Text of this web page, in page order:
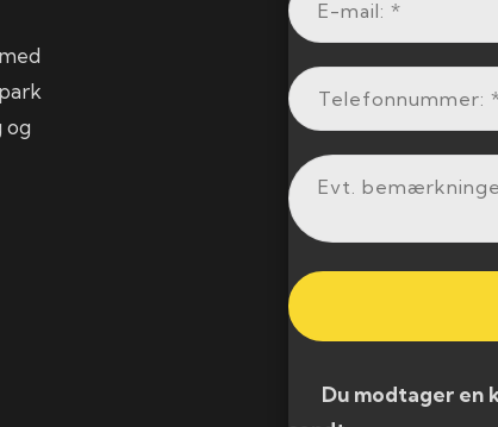
og
Du modtager en